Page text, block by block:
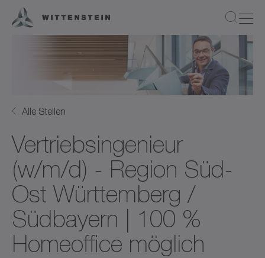
Alle Stellen
Vertriebsingenieur
(w/m/d) - Region Süd-
Ost Württemberg /
Südbayern | 100 %
Homeoffice möglich